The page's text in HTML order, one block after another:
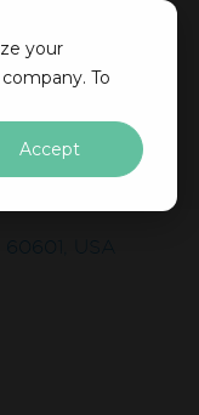
your
To
Accept
實際專